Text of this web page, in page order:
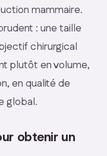
mammaire.
: une taille
chirurgical
plutôt en volume,
en qualité de
global.
obtenir un